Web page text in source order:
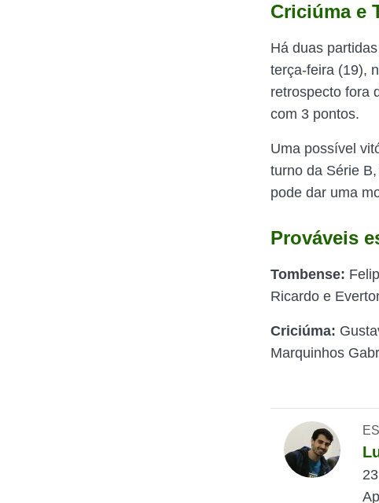
Criciúma e
Há duas
terça-feira (19),
retrospecto fora
com 3 pontos.
Uma possível
turno da Série
pode dar uma
Prováveis
Tombense:
Ricardo e
Criciúma:
Marquinhos